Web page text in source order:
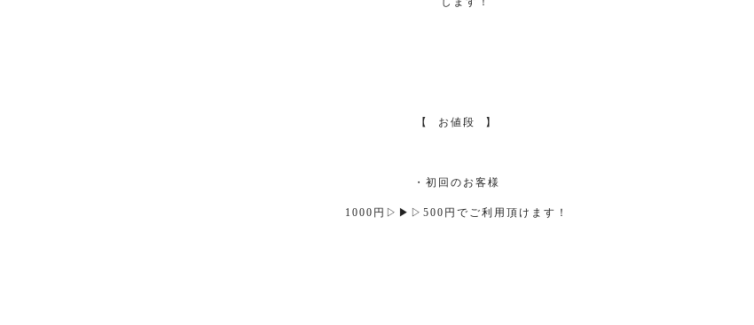
【 お値段 】
・初回のお客様
1000 円 ▷ ▶︎ ▷500 円でご利用頂けます！